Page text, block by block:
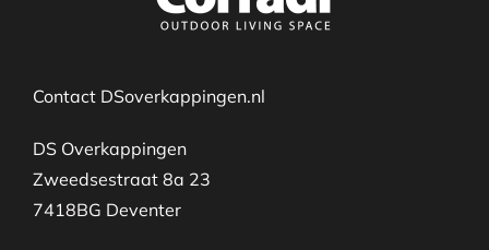
Contact DSoverkappingen.nl
DS Overkappingen
Zweedsestraat 8a 23
7418BG Deventer